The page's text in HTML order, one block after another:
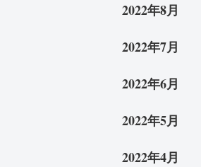
2022年8月
2022年7月
2022年6月
2022年5月
2022年4月